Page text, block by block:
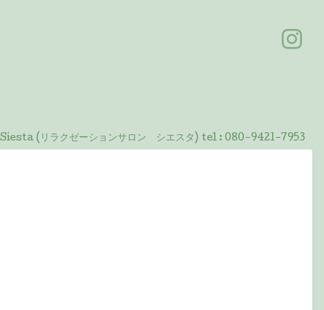
(リラクゼーションサロン シエスタ) tel : 080-9421-7953